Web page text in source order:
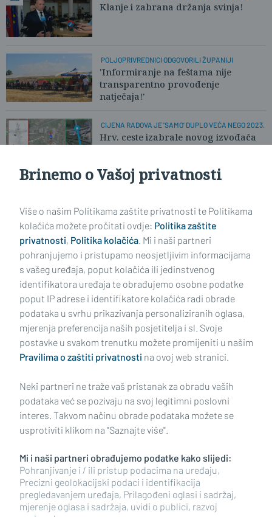
Klanje i zabrana držanja svinja!
POLJOPRIVREDNICI ODGOVORILI ŽUPANIJI
'Informiranje na feštama nije
transparentno provođenje
natječaja!'
CIJENA RADOVA JE 'SAMO' DUPLO VEĆA NEGO 2023.
Hrv. ceste izabrale novog izvođača
Impressum Uvjeti korištenja Politika privatnosti
Politika kolačića Kontakt Pritužbe Suradnici
Oglašavanje
RUBRIKE
BRODSKO-POSAVSKA ŽUPANIJA
POŽEŠKO-SLAVONSKA ŽUPANIJA
Brinemo o Vašoj privatnosti
Više o našim Politikama zaštite privatnosti te Politikama
kolačića možete pročitati ovdje: Politika zaštite
privatnosti, Politika kolačića. Mi i naši partneri
pohranjujemo i pristupamo neosjetljivim informacijama
s vašeg uređaja, poput kolačića ili jedinstvenog
identifikatora uređaja te obrađujemo osobne podatke
poput IP adrese i identifikatore kolačića radi obrade
podataka u svrhu prikazivanja personaliziranih oglasa,
mjerenja preferencija naših posjetitelja i sl. Svoje
postavke u svakom trenutku možete promijeniti u našim
Pravilima o zaštiti privatnosti na ovoj web stranici.
Neki partneri ne traže vaš pristanak za obradu vaših
podataka već se pozivaju na svoj legitimni poslovni
interes. Takvom načinu obrade podataka možete se
usprotiviti klikom na "Saznajte više".
Mi i naši partneri obrađujemo podatke kako slijedi:
Pohranjivanje i / ili pristup podacima na uređaju,
Precizni geolokacijski podaci i identifikacija
pregledavanjem uređaja, Prilagođeni oglasi i sadržaj,
mjerenje oglasa i sadržaja, uvidi o publici, razvoj